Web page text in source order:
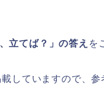
立てば？」の答え を
していますので、参